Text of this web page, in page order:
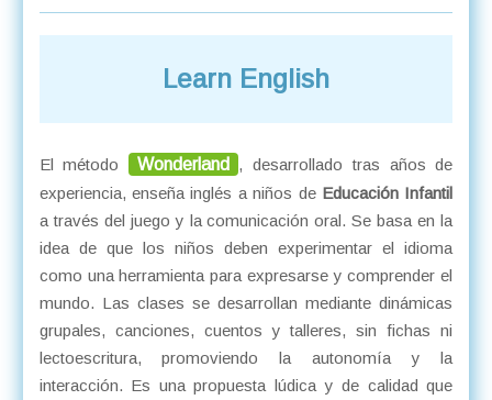
Learn English
El método Wonderland
, desarrollado tras años de
experiencia, enseña inglés a niños de Educación Infantil
a través del juego y la comunicación oral. Se basa en la
idea de que los niños deben experimentar el idioma
como una herramienta para expresarse y comprender el
mundo. Las clases se desarrollan mediante dinámicas
grupales, canciones, cuentos y talleres, sin fichas ni
lectoescritura, promoviendo la autonomía y la
interacción. Es una propuesta lúdica y de calidad que